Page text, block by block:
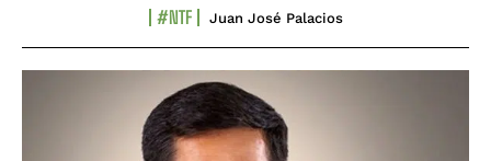
#NTF Juan José Palacios